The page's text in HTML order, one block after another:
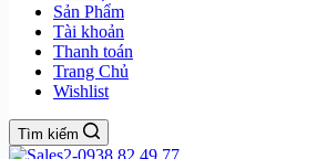
Sản Phẩm
Tài khoản
Thanh toán
Trang Chủ
Wishlist
Tìm kiếm